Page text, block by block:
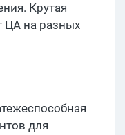
Крутая
ЦА на разных
для